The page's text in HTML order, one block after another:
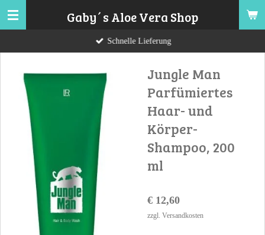
Zum
Gaby´s Aloe Vera Shop
Schnelle Lieferung
Jungle Man
Parfümiertes
Haar- und
Körper-
Shampoo, 200
ml
€ 12,60
zzgl. Versandkosten